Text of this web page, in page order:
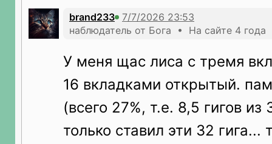
brand233
наблюдатель от Бога • На сайте 4 года
У меня щас лиса с тремя
16 вкладками открытый.
(всего 27%, т.е. 8,5 гигов из
только ставил эти 32 гига...